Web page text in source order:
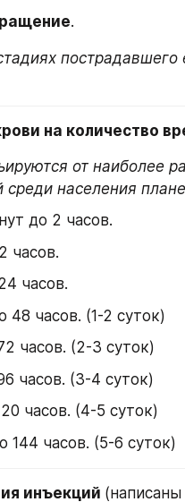
.
на количество
от наиболее
среди населения
до 2 часов.
часов.
часов.
48 часов. (1-2 суток)
часов. (2-3 суток)
часов. (3-4 суток)
часов. (4-5 суток)
144 часов. (5-6 суток)
инъекций